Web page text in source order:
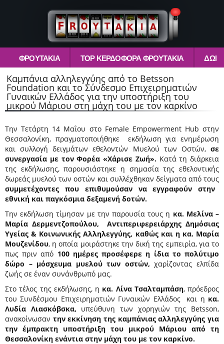
ΦΡΟΥΤΆΚΙΑ TOP ΚΕΡΔΟΦΌΡΑ ΦΡΟΥΤΆΚΙΑ
Καμπάνια αλληλεγγύης από το Betsson
Foundation και το Σύνδεσμο Επιχειρηματιών
Γυναικών Ελλάδος για την υποστήριξη του
μικρού Μάριου στη μάχη του με τον καρκίνο
Την Τετάρτη 14 Μαΐου στο Female Empowerment Hub στην
Θεσσαλονίκη, πραγματοποιήθηκε εκδήλωση για ενημέρωση
και συλλογή δειγμάτων εθελοντών Μυελού των Οστών, σε
συνεργασία με τον Φορέα «Χάρισε Ζωή».Κατά τη διάρκεια
της εκδήλωσης, παρουσιάστηκε η σημασία της εθελοντικής
δωρεάς μυελού των οστών και συλλέχθηκαν δείγματα από τους
συμμετέχοντες που επιθυμούσαν να εγγραφούν στην
εθνική και παγκόσμια δεξαμενή δοτών.
Την εκδήλωση τίμησαν με την παρουσία τους η κα. Μελίνα –
Μαρία Δερμεντζοπούλου,
Αντιπεριφερειάρχης Δημόσιας
Υγείας & Κοινωνικής Αλληλεγγύης, καθώς και η κα. Μαρία
Μουζενίδου, η οποία μοιράστηκε την δική της εμπειρία, για το
πως πριν από 100 ημέρες προσέφερε η ίδια το πολύτιμο
δώρο – μόσχευμα μυελού των οστών, χαρίζοντας ελπίδα
ζωής σε έναν συνάνθρωπό μας.
Στο τέλος της εκδήλωσης, η κα. Λίνα Τσαλταμπάση, πρόεδρος
τουΣυνδέσμου Επιχειρηματιών Γυναικών Ελλάδος και η κα.
Λυδία Λιασκόβσκα, υπεύθυνη των χορηγιών της Betsson,
ανακοίνωσαν την εκκίνηση της καμπάνιας αλληλεγγύης για
την έμπρακτη υποστήριξη του μικρού Μάριου από τη
Θεσσαλονίκη ενάντια στην μάχη του με τον καρκίνο.